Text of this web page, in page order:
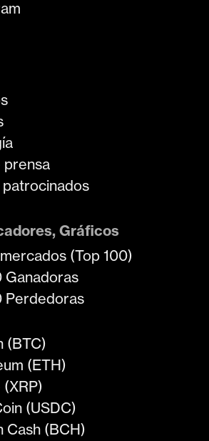
prensa
Gráficos
(Top 100)
Ganadoras
Perdedoras
(BTC)
(ETH)
(USDC)
Cash (BCH)